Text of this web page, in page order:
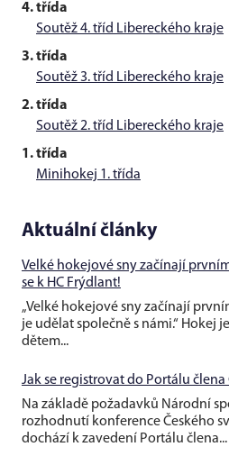
4. třída
Soutěž 4. tříd Libereckého kraje
3. třída
Soutěž 3. tříd Libereckého kraje
2. třída
Soutěž 2. tříd Libereckého kraje
1. třída
Minihokej 1. třída
Aktuální články
Velké hokejové sny začínají
se k HC Frýdlant!
„Velké hokejové sny začínají
je udělat společně s námi.“ Hokej
dětem...
Jak se registrovat do Portálu člena
Na základě požadavků Národní
rozhodnutí konference Českého
dochází k zavedení Portálu člena...